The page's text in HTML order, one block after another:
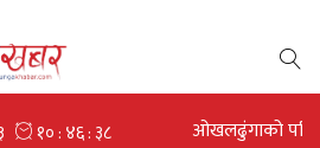
ओखलढुंगाको